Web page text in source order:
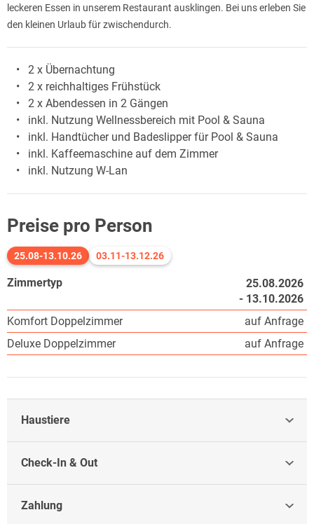
leckeren Essen in unserem Restaurant ausklingen. Bei uns erleben Sie
den kleinen Urlaub für zwischendurch.
2 x Übernachtung
2 x reichhaltiges Frühstück
2 x Abendessen in 2 Gängen
inkl. Nutzung Wellnessbereich mit Pool & Sauna
inkl. Handtücher und Badeslipper für Pool & Sauna
inkl. Kaffeemaschine auf dem Zimmer
inkl. Nutzung W-Lan
Preise pro Person
25.08-13.10.26 03.11-13.12.26
Zimmertyp
Komfort Doppelzimmer
Deluxe Doppelzimmer
25.08.2026
- 13.10.2026
auf Anfrage
auf Anfrage
Haustiere
Check-In & Out
Zahlung